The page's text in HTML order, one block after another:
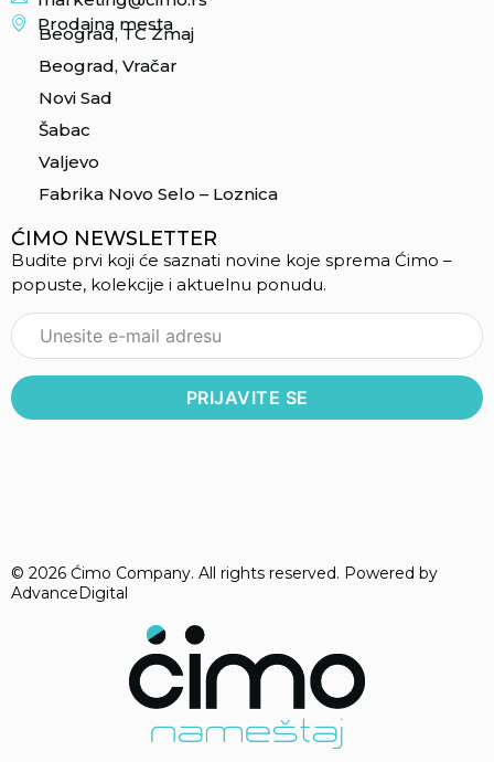
Prodajna mesta
Beograd, TC Zmaj
Beograd, Vračar
Novi Sad
Šabac
Valjevo
Fabrika Novo Selo – Loznica
ĆIMO NEWSLETTER
Budite prvi koji će saznati novine koje sprema Ćimo –
popuste, kolekcije i aktuelnu ponudu.
© 2026 Ćimo Company. All rights reserved. Powered by
AdvanceDigital